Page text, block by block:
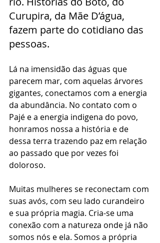
Curupira, da Mãe D’água,
fazem parte do cotidiano das
pessoas.
Lá na imensidão das águas que
parecem mar, com aquelas árvores
gigantes, conectamos com a energia
da abundância. No contato com o
Pajé e a energia indigena do povo,
honramos nossa a história e de
dessa terra trazendo paz em relação
ao passado que por vezes foi
doloroso.
Muitas mulheres se reconectam com
suas avós, com seu lado curandeiro
e sua própria magia. Cria-se uma
conexão com a natureza onde já não
somos nós e ela. Somos a própria